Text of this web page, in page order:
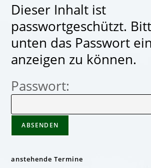
Dieser Inhalt ist
passwortgeschützt.
unten das Passwort
anzeigen zu können.
Passwort:
anstehende Termine